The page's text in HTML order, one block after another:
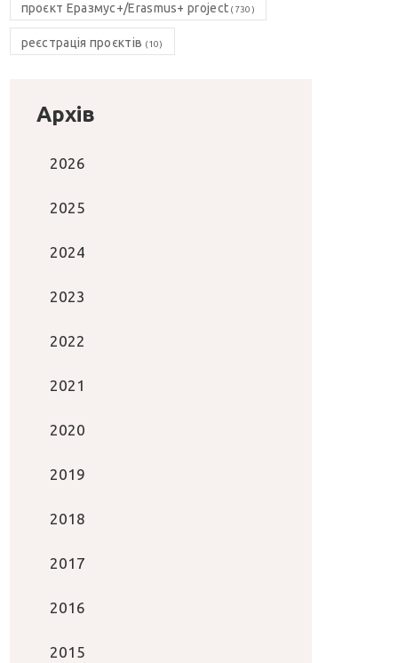
проєкт Еразмус+/Erasmus+ project (730)
реєстрація проєктів (10)
Архів
2026
2025
2024
2023
2022
2021
2020
2019
2018
2017
2016
2015